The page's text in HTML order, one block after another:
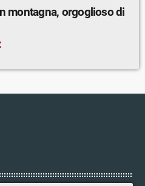
montagna, orgoglioso di